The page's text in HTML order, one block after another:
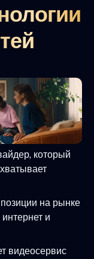
который
на рынке
и
видеосервис